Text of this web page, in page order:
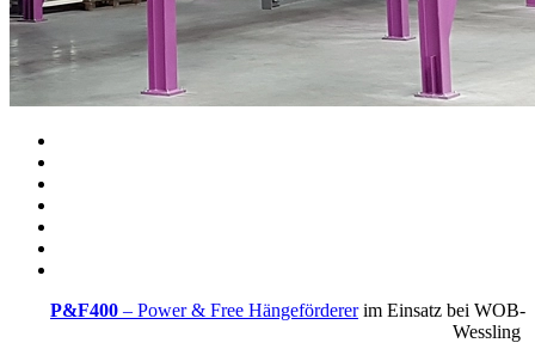
P&F400 – Power & Free Hängefördererim Einsatz bei WOB-
Wessling